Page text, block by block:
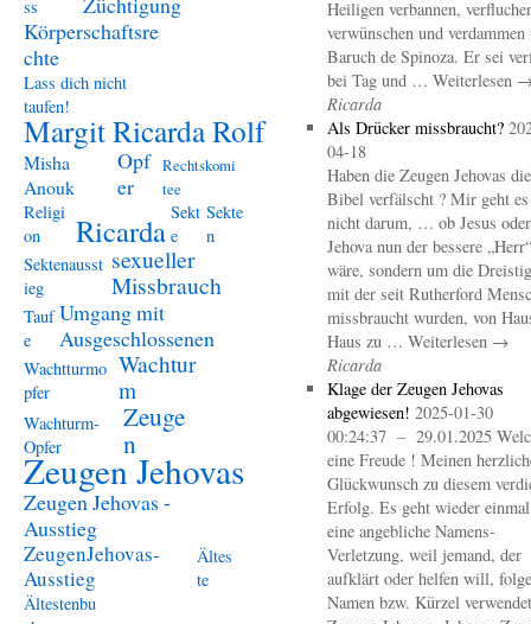
ss
Körperschaftsre
chte
Lass dich nicht
taufen!
Margit Ricarda Rolf
Misha
Anouk
Opf
er
Rechtskomi
tee
Religi
on
Ricarda Sekt
e
Sekte
n
Sektenausst
ieg
sexueller
Missbrauch
Tauf
e
Umgang mit
Ausgeschlossenen
Wachtturmo
pfer
Wachtur
m
Wachturm-
Opfer
Zeuge
n
Zeugen Jehovas
Zeugen Jehovas -
Ausstieg
ZeugenJehovas-
Ausstieg
Ältes
te
Ältestenbu
Heiligen verbannen,
verwünschen und
Baruch de Spinoza. Er sei
bei Tag und … Weiterlesen
Ricarda
Als Drücker missbraucht?
04-18
Haben die Zeugen Jehovas die
Bibel verfälscht ? Mir geht
nicht darum, … ob Jesus oder
Jehova nun der bessere „Herr“
wäre, sondern um die
mit der seit Rutherford
missbraucht wurden, von
Haus zu … Weiterlesen →
Ricarda
Klage der Zeugen Jehovas
abgewiesen! 2025-01-30
00:24:37 – 29.01.2025
eine Freude ! Meinen
Glückwunsch zu diesem
Erfolg. Es geht wieder
eine angebliche Namens-
Verletzung, weil jemand, der
aufklärt oder helfen will,
Namen bzw. Kürzel